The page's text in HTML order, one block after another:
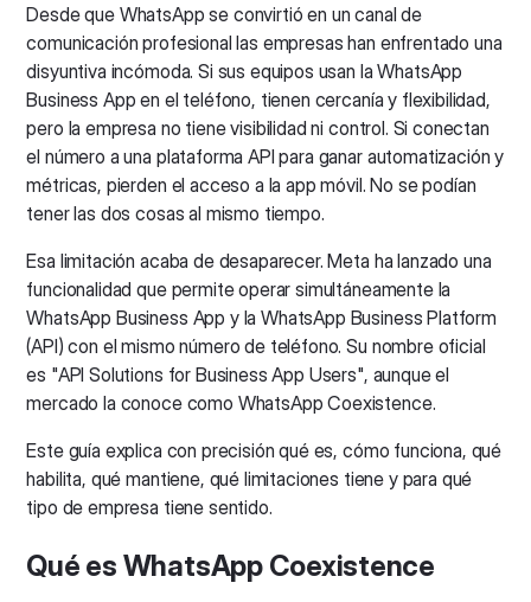
Desde que WhatsApp se convirtió en un canal de
comunicación profesional las empresas han enfrentado una
disyuntiva incómoda. Si sus equipos usan la WhatsApp
Business App en el teléfono, tienen cercanía y flexibilidad,
pero la empresa no tiene visibilidad ni control. Si conectan
el número a una plataforma API para ganar automatización y
métricas, pierden el acceso a la app móvil. No se podían
tener las dos cosas al mismo tiempo.
Esa limitación acaba de desaparecer. Meta ha lanzado una
funcionalidad que permite operar simultáneamente la
WhatsApp Business App y la WhatsApp Business Platform
(API) con el mismo número de teléfono. Su nombre oficial
es "API Solutions for Business App Users", aunque el
mercado la conoce como WhatsApp Coexistence.
Este guía explica con precisión qué es, cómo funciona, qué
habilita, qué mantiene, qué limitaciones tiene y para qué
tipo de empresa tiene sentido.
Qué es WhatsApp Coexistence